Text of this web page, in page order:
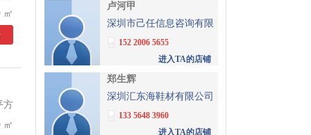
㎡
方
㎡
卢河甲
深圳市己任信息咨询有限
公司152 2006 5655
进入TA的店铺
郑生辉
深圳汇东海鞋材有限公司
133 5648 3960
进入TA的店铺